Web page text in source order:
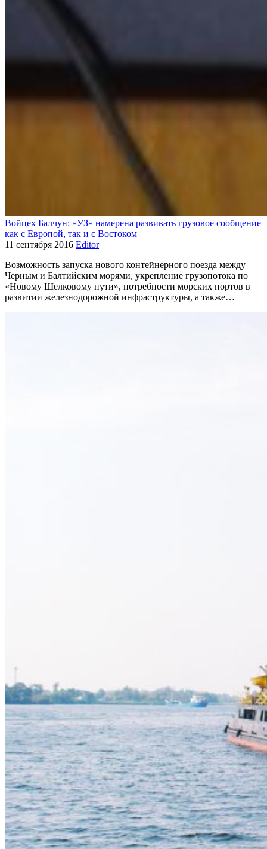
Войцех Балчун: «УЗ» намерена развивать грузовое сообщение
как с Европой, так и с Востоком
11 сентября 2016 Editor
Возможность запуска нового контейнерного поезда между
Черным и Балтийским морями, укрепление грузопотока по
«Новому Шелковому пути», потребности морских портов в
развитии железнодорожной инфраструктуры, а также…